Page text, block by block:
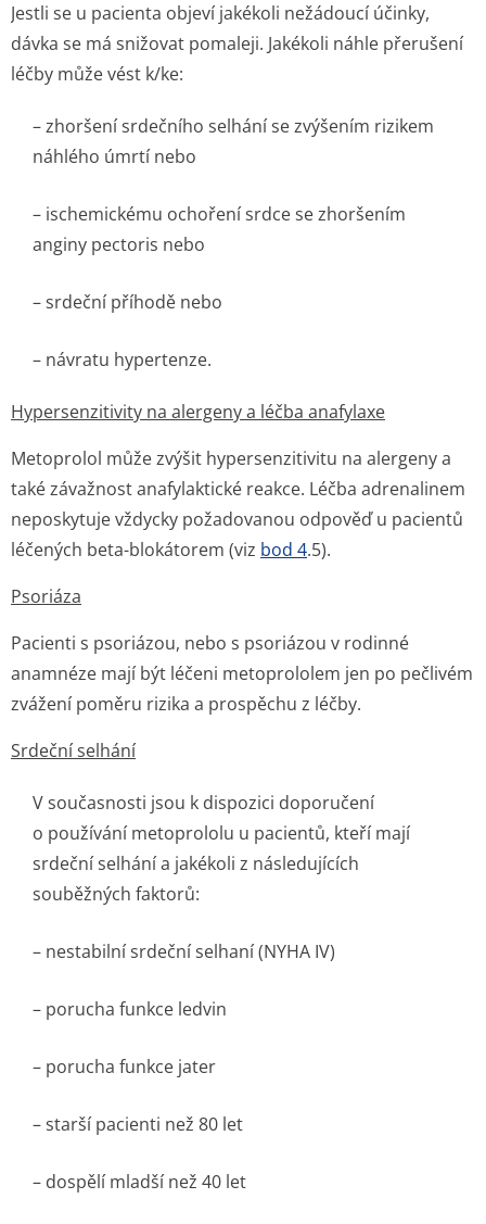
Jestli se u pacienta objeví jakékoli nežádoucí účinky,
dávka se má snižovat pomaleji. Jakékoli náhle přerušení
léčby může vést k/ke:
– zhoršení srdečního selhání se zvýšením rizikem
náhlého úmrtí nebo
– ischemickému ochoření srdce se zhoršením
anginy pectoris nebo
– srdeční příhodě nebo
– návratu hypertenze.
Hypersenzitivity na alergeny a léčba anafylaxe
Metoprolol může zvýšit hypersenzitivitu na alergeny a
také závažnost anafylaktické reakce. Léčba adrenalinem
neposkytuje vždycky požadovanou odpověď u pacientů
léčených beta-blokátorem (viz bod 4.5).
Psoriáza
Pacienti s psoriázou, nebo s psoriázou v rodinné
anamnéze mají být léčeni metoprololem jen po pečlivém
zvážení poměru rizika a prospěchu z léčby.
Srdeční selhání
V současnosti jsou k dispozici doporučení
o používání metoprololu u pacientů, kteří mají
srdeční selhání a jakékoli z následujících
souběžných faktorů:
– nestabilní srdeční selhaní (NYHA IV)
– porucha funkce ledvin
– porucha funkce jater
– starší pacienti než 80 let
– dospělí mladší než 40 let